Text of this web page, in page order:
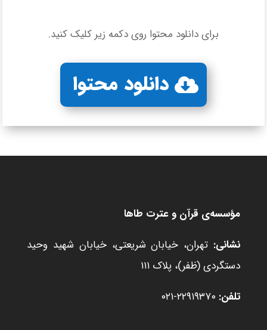
برای دانلود محتوا روی دکمه زیر کلیک کنید.
دانلود محتوا
مؤسسه‌ی قرآن و عترت طاها
نشانی: تهران، خیابان شریعتی، خیابان شهید وحید
دستگردی (ظفر)، پلاک ۱۱۱
تلفن: